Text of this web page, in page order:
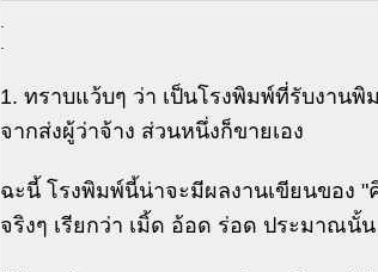
1. ทราบแว้บๆ ว่า เป็นโรงพิมพ์ที่รับงาน
จากส่งผู้ว่าจ้าง ส่วนหนึ่งก็ขายเอง
ฉะนี้ โรงพิมพ์นี้น่าจะมีผลงานเขียนของ
จริงๆ เรียกว่า เมิ้ด อ้อด ร่อด ประมาณนั้น